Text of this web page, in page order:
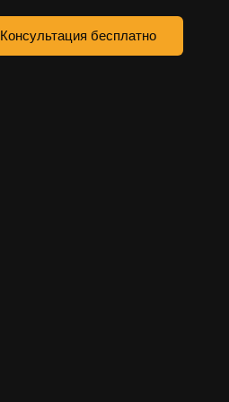
Консультация бесплатно